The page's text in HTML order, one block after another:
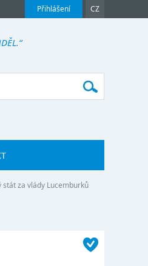
Přihlášení CZ
stát za vlády Lucemburků